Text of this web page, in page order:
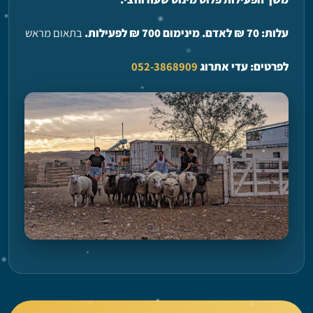
עלות: 70 ₪לאדם. מינימום 700 ₪לפעילות.בתאום מראש
לפרטים: עדי אתרוג052-3868909